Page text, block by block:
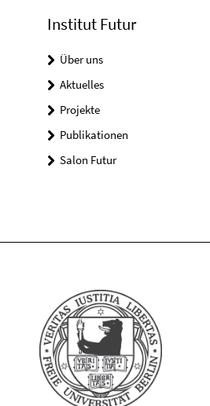
Institut Futur
Über uns
Aktuelles
Projekte
Publikationen
Salon Futur